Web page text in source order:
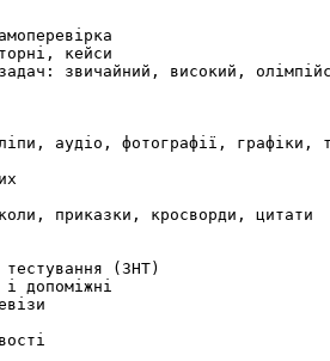
приказки, кросворди, цитати